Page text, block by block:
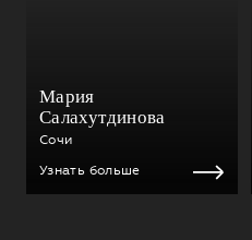
Мария
Салахутдинова
Сочи
Узнать больше